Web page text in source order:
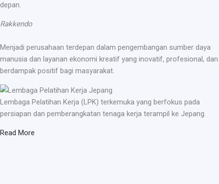
depan.
Rakkendo
Menjadi perusahaan terdepan dalam pengembangan sumber daya
manusia dan layanan ekonomi kreatif yang inovatif, profesional, dan
berdampak positif bagi masyarakat.
Lembaga Pelatihan Kerja (LPK) terkemuka yang berfokus pada
persiapan dan pemberangkatan tenaga kerja terampil ke Jepang.
Read More